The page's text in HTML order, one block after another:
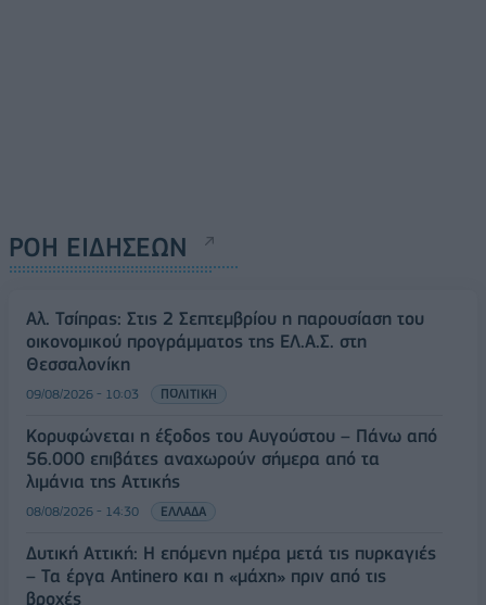
ΡΟΗ ΕΙΔΗΣΕΩΝ
Αλ. Τσίπρας: Στις 2 Σεπτεμβρίου η παρουσίαση του
οικονομικού προγράμματος της ΕΛ.Α.Σ. στη
Θεσσαλονίκη
09/08/2026 - 10:03 ΠΟΛΙΤΙΚΗ
Κορυφώνεται η έξοδος του Αυγούστου – Πάνω από
56.000 επιβάτες αναχωρούν σήμερα από τα
λιμάνια της Αττικής
08/08/2026 - 14:30 ΕΛΛΑΔΑ
Δυτική Αττική: Η επόμενη ημέρα μετά τις πυρκαγιές
– Τα έργα Antinero και η «μάχη» πριν από τις
βροχές